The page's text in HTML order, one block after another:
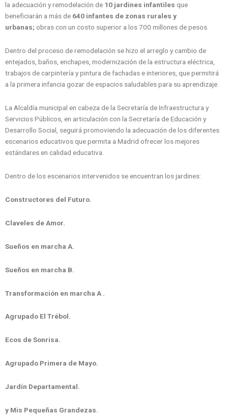
la adecuación y remodelación de 10 jardines infantiles que
beneficiarán a más de 640 infantes de zonas rurales y
urbanas; obras con un costo superior a los 700 millones de pesos.
Dentro del proceso de remodelación se hizo el arreglo y cambio de
entejados, baños, enchapes, modernización de la estructura eléctrica,
trabajos de carpintería y pintura de fachadas e interiores, que permitirá
a la primera infancia gozar de espacios saludables para su aprendizaje.
La Alcaldía municipal en cabeza de la Secretaría de Infraestructura y
Servicios Públicos, en articulación con la Secretaría de Educación y
Desarrollo Social, seguirá promoviendo la adecuación de los diferentes
escenarios educativos que permita a Madrid ofrecer los mejores
estándares en calidad educativa.
Dentro de los escenarios intervenidos se encuentran los jardines:
Constructores del Futuro.
Claveles de Amor.
Sueños en marcha A.
Sueños en marcha B.
Transformación en marcha A .
Agrupado El Trébol.
Ecos de Sonrisa.
Agrupado Primera de Mayo.
Jardín Departamental.
y Mis Pequeñas Grandezas.